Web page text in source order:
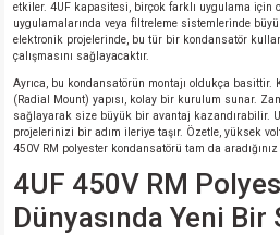
etkiler. 4UF kapasitesi, birçok farklı uygulama için
uygulamalarında veya filtreleme sistemlerinde
elektronik projelerinde, bu tür bir kondansatör
çalışmasını sağlayacaktır.
Ayrıca, bu kondansatörün montajı oldukça basittir.
(Radial Mount) yapısı, kolay bir kurulum sunar.
sağlayarak size büyük bir avantaj kazandırabilir.
projelerinizi bir adım ileriye taşır. Özetle, yüksek
450V RM polyester kondansatörü tam da
4UF 450V RM
Dünyasında Yeni Bir